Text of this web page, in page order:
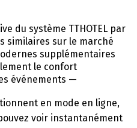
du système TTHOTEL par
similaires sur le marché
supplémentaires
le confort
événements —
en mode en ligne,
voir instantanément